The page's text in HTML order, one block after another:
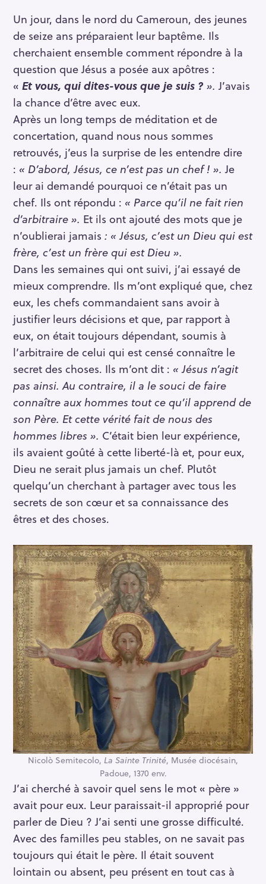
Un jour, dans le nord du Cameroun, des jeunes
de seize ans préparaient leur baptême. Ils
cherchaient ensemble comment répondre à la
question que Jésus a posée aux apôtres :
« Et vous, qui dites-vous que je suis ?». J’avais
la chance d’être avec eux.
Après un long temps de méditation et de
concertation, quand nous nous sommes
retrouvés, j’eus la surprise de les entendre dire
: « D’abord, Jésus, ce n’est pas un chef ! ». Je
leur ai demandé pourquoi ce n’était pas un
chef. Ils ont répondu : « Parce qu’il ne fait rien
d’arbitraire ». Et ils ont ajouté des mots que je
n’oublierai jamais : « Jésus, c’est un Dieu qui est
frère, c’est un frère qui est Dieu ».
Dans les semaines qui ont suivi, j’ai essayé de
mieux comprendre. Ils m’ont expliqué que, chez
eux, les chefs commandaient sans avoir à
justifier leurs décisions et que, par rapport à
eux, on était toujours dépendant, soumis à
l’arbitraire de celui qui est censé connaître le
secret des choses. Ils m’ont dit : « Jésus n’agit
pas ainsi. Au contraire, il a le souci de faire
connaître aux hommes tout ce qu’il apprend de
son Père. Et cette vérité fait de nous des
hommes libres ». C’était bien leur expérience,
ils avaient goûté à cette liberté-là et, pour eux,
Dieu ne serait plus jamais un chef. Plutôt
quelqu’un cherchant à partager avec tous les
secrets de son cœur et sa connaissance des
êtres et des choses.
Nicolò Semitecolo, La Sainte Trinité, Musée diocésain,
Padoue, 1370 env.
J’ai cherché à savoir quel sens le mot « père »
avait pour eux. Leur paraissait-il approprié pour
parler de Dieu ? J’ai senti une grosse difficulté.
Avec des familles peu stables, on ne savait pas
toujours qui était le père. Il était souvent
lointain ou absent, peu présent en tout cas à